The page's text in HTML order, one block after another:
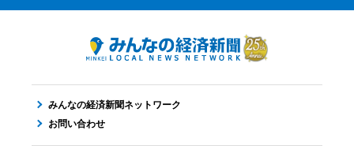
みんなの経済新聞ネットワーク
お問い合わせ